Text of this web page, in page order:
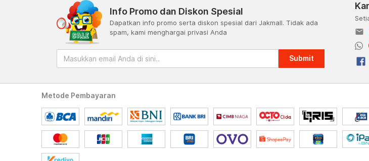
Info Promo dan Diskon Spesial
Dapatkan info promo serta diskon spesial dari Jakmall. Tidak ada
spam, kami menghargai privasi Anda
Submit
email
Metode Pembayaran